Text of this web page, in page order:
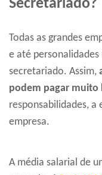
Secretariado?
Todas as grandes
e até
secretariado. Assim,
podem pagar muito
responsabilidades, a
empresa.
A média salarial de